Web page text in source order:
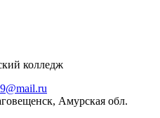
колледж
Амурская обл.